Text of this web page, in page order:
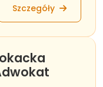
Szczegóły